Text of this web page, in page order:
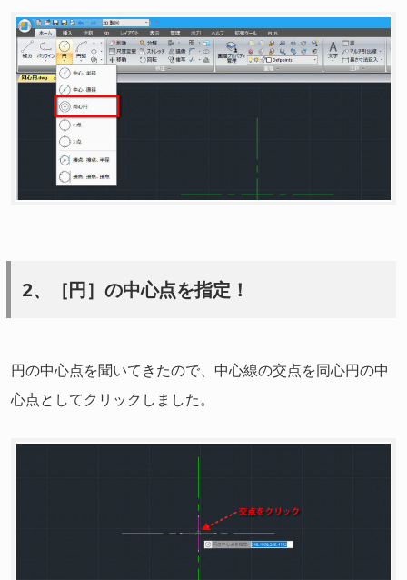
2、［円］の中心点を指定！
円の中心点を聞いてきたので、中心線の交点を同心円の中
心点としてクリックしました。